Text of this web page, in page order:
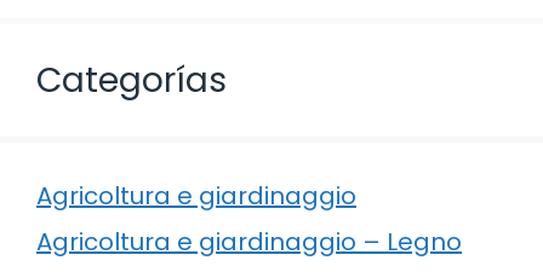
Categorías
Agricoltura e giardinaggio
Agricoltura e giardinaggio – Legno